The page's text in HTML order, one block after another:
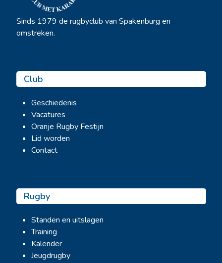
Sinds 1979 de rugbyclub van Spakenburg en
omstreken.
Club
Geschiedenis
Vacatures
Oranje Rugby Festijn
Lid worden
Contact
Rugby
Standen en uitslagen
Training
Kalender
Jeugdrugby